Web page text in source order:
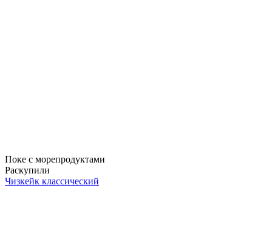
Поке с морепродуктами
Раскупили
Чизкейк классический